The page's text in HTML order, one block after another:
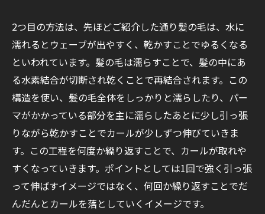
2つ目の方法は、先ほどご紹介した通り髪の毛は、水に
濡れるとウェーブが出やすく、乾かすことでゆるくなる
といわれています。髪の毛は濡らすことで、髪の中にあ
る水素結合が切断され乾くことで再結合されます。この
構造を使い、髪の毛全体をしっかりと濡らしたり、パー
マがかかっている部分を主に濡らしたあとに少し引っ張
りながら乾かすことでカールが少しずつ伸びていきま
す。この工程を何度か繰り返すことで、カールが取れや
すくなっていきます。ポイントとしては1回で強く引っ張
って伸ばすイメージではなく、何回か繰り返すことでだ
んだんとカールを落としていくイメージです。